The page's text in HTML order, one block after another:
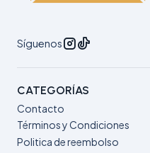
Síguenos
CATEGORÍAS
Contacto
Términos y Condiciones
Politica de reembolso